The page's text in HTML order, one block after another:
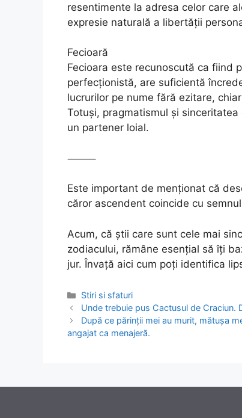
resentimente la adresa celor care
expresie naturală a libertății
Fecioară
Fecioara este recunoscută ca fiind
perfecționistă, are suficientă
lucrurilor pe nume fără ezitare,
Totuși, pragmatismul și
un partener loial.
⸻
Este important de menționat că
căror ascendent coincide cu
Acum, că știi care sunt cele mai
zodiacului, rămâne esențial să îți
jur. Învață aici cum poți identifica
Categories
Stiri si sfaturi
Post
navigation
Unde trebuie pus Cactusul de Craciun.
După ce părinții mei au murit, mătușa
angajat ca menajeră.